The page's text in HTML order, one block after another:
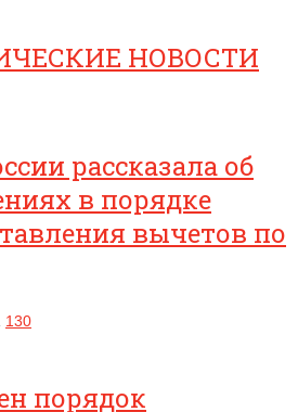
НОВОСТИ
рассказала об
в порядке
вычетов по
130
порядок